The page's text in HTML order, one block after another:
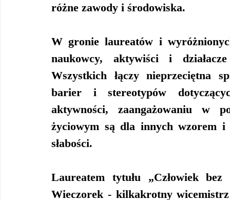
różne zawody i środowiska.
W gronie laureatów i
naukowcy, aktywiści i
Wszystkich łączy nieprzeciętna
barier i stereotypów
aktywności, zaangażowaniu w
życiowym są dla innych wzorem i
słabości.
Laureatem tytułu „Człowiek
Wieczorek - kilkakrotny